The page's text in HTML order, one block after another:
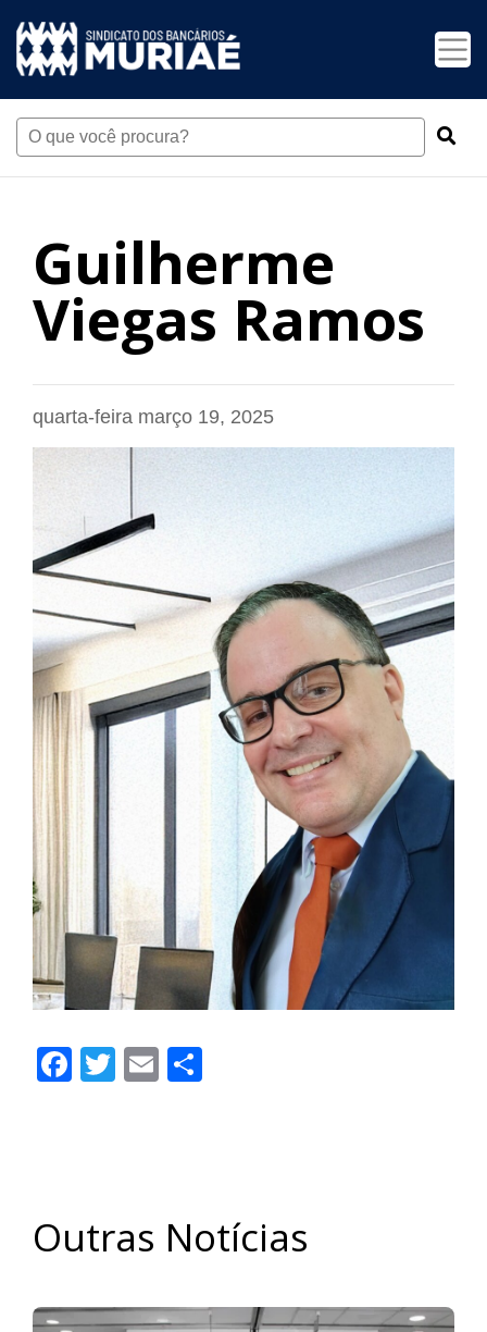
Guilherme
Viegas Ramos
quarta-feira março 19, 2025
Facebook
Twitter
Email
Outras Notícias